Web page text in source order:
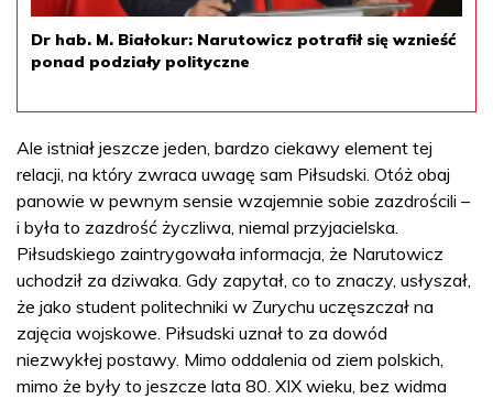
Dr hab. M. Białokur: Narutowicz potrafił się wznieść
ponad podziały polityczne
Ale istniał jeszcze jeden, bardzo ciekawy element tej
relacji, na który zwraca uwagę sam Piłsudski. Otóż obaj
panowie w pewnym sensie wzajemnie sobie zazdrościli –
i była to zazdrość życzliwa, niemal przyjacielska.
Piłsudskiego zaintrygowała informacja, że Narutowicz
uchodził za dziwaka. Gdy zapytał, co to znaczy, usłyszał,
że jako student politechniki w Zurychu uczęszczał na
zajęcia wojskowe. Piłsudski uznał to za dowód
niezwykłej postawy. Mimo oddalenia od ziem polskich,
mimo że były to jeszcze lata 80. XIX wieku, bez widma